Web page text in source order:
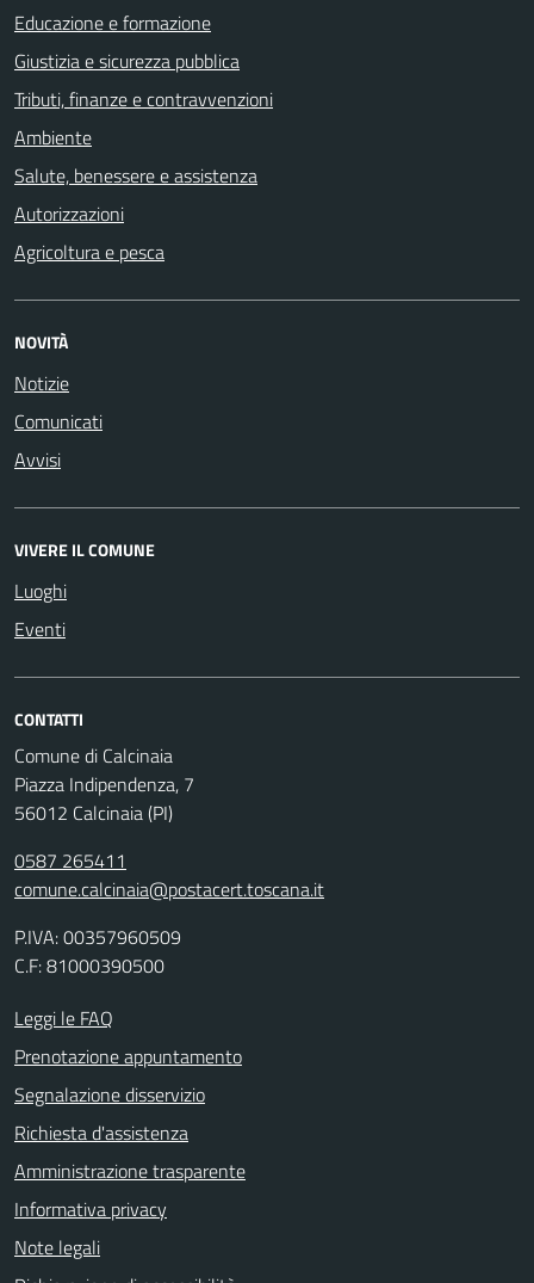
Educazione e formazione
Giustizia e sicurezza pubblica
Tributi, finanze e contravvenzioni
Ambiente
Salute, benessere e assistenza
Autorizzazioni
Agricoltura e pesca
NOVITÀ
Notizie
Comunicati
Avvisi
VIVERE IL COMUNE
Luoghi
Eventi
CONTATTI
Comune di Calcinaia
Piazza Indipendenza, 7
56012 Calcinaia (PI)
0587 265411
comune.calcinaia@postacert.toscana.it
P.IVA: 00357960509
C.F: 81000390500
Leggi le FAQ
Prenotazione appuntamento
Segnalazione disservizio
Richiesta d'assistenza
Amministrazione trasparente
Informativa privacy
Note legali